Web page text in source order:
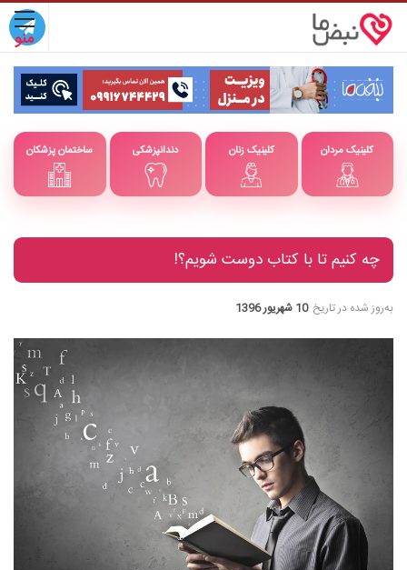
ساختمان پزشکان دندانپزشکی کلینیک زنان کلینیک مردان
چه کنیم تا با کتاب دوست شویم؟!
به‌روز شده در تاریخ 10 شهریور 1396